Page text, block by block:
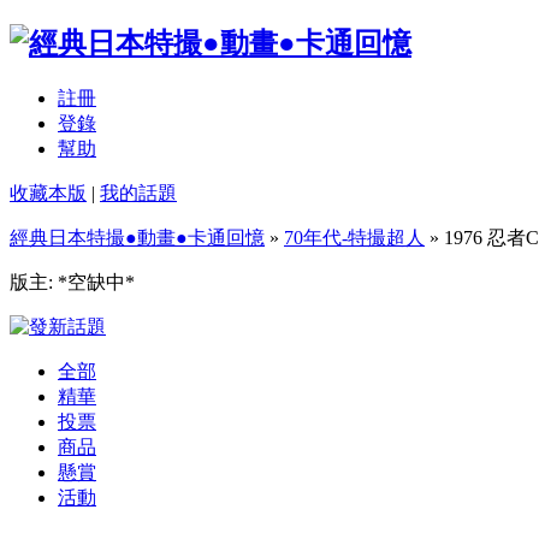
註冊
登錄
幫助
收藏本版 | 我的話題
經典日本特撮●動畫●卡通回憶 » 70年代-特撮超人 » 1976 忍者
版主: *空缺中*
全部
精華
投票
商品
懸賞
活動